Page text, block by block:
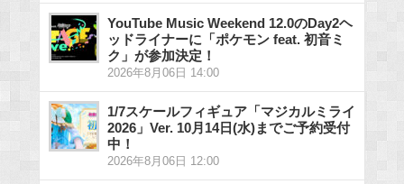
YouTube Music Weekend 12.0のDay2ヘ
ッドライナーに「ポケモン feat. 初音ミ
ク」が参加決定！
2026年8月06日 14:00
1/7スケールフィギュア「マジカルミライ
2026」Ver. 10月14日(水)までご予約受付
中！
2026年8月06日 12:00